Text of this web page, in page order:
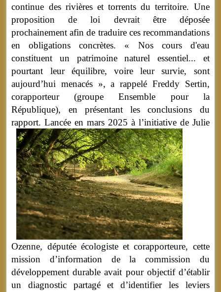
continue des rivières et torrents du territoire. Une
proposition de loi devrait être déposée
prochainement afin de traduire ces recommandations
en obligations concrètes. « Nos cours d'eau
constituent un patrimoine naturel essentiel... et
pourtant leur équilibre, voire leur survie, sont
aujourd’hui menacés », a rappelé Freddy Sertin,
corapporteur (groupe Ensemble pour la
République), en présentant les conclusions du
rapport.Lancée en mars 2025 à l’initiative de Julie
Ozenne, députée écologiste et corapporteure, cette
mission d’information de la commission du
développement durable avait pour objectif d’établir
un diagnostic partagé et d’identifier les leviers